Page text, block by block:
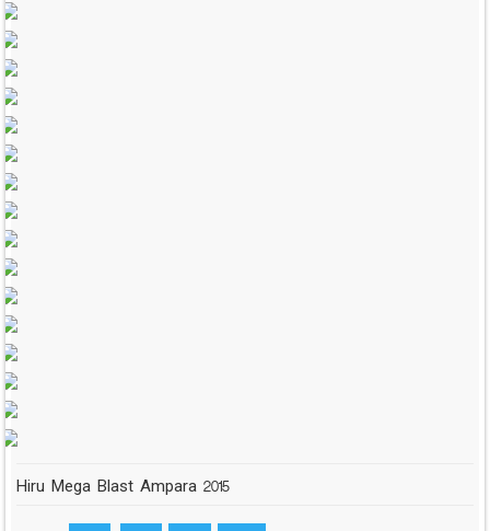
Hiru Mega Blast Ampara 2015